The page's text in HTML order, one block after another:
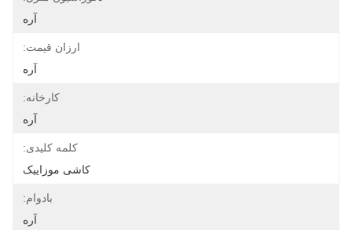
آره
ارزان قیمت:
آره
کارخانه:
آره
کلمه کلیدی:
کاشی موزاییک
بادوام:
آره